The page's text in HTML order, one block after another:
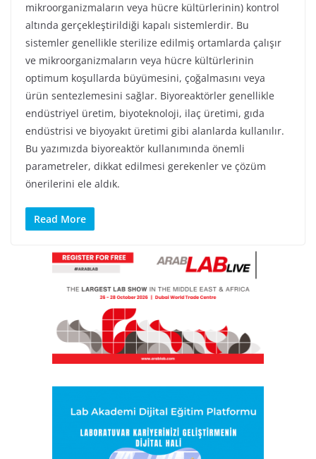
mikroorganizmaların veya hücre kültürlerinin) kontrol
altında gerçekleştirildiği kapalı sistemlerdir. Bu
sistemler genellikle sterilize edilmiş ortamlarda çalışır
ve mikroorganizmaların veya hücre kültürlerinin
optimum koşullarda büyümesini, çoğalmasını veya
ürün sentezlemesini sağlar. Biyoreaktörler genellikle
endüstriyel üretim, biyoteknoloji, ilaç üretimi, gıda
endüstrisi ve biyoyakıt üretimi gibi alanlarda kullanılır.
Bu yazımızda biyoreaktör kullanımında önemli
parametreler, dikkat edilmesi gerekenler ve çözüm
önerilerini ele aldık.
Read More